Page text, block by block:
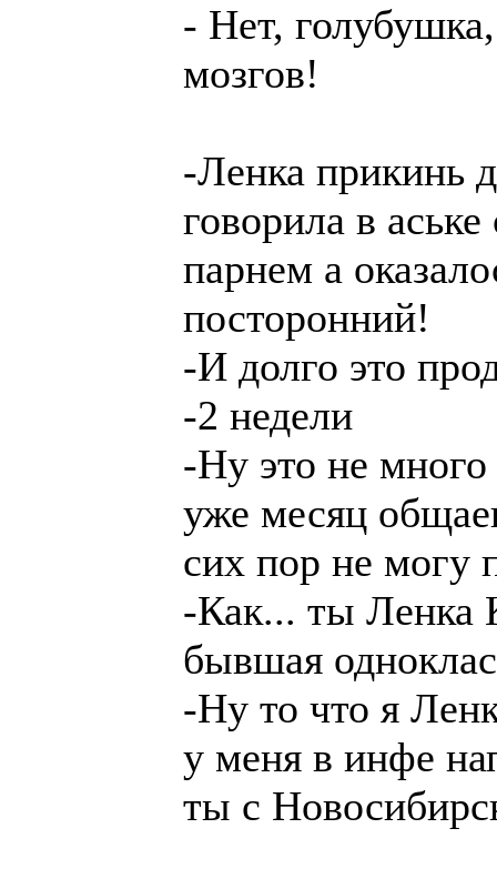
- Нет,
мозгов!
-Ленка прикинь
говорила в
парнем а
посторонний!
-И долго это
-2 недели
-Ну это не
уже месяц
сих пор не могу
-Как... ты Ленка
бывшая
-Ну то что я
у меня в инфе
ты с